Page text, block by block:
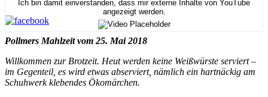
Ich bin damit einverstanden, dass mir externe Inhalte von YouTube
angezeigt werden.
Pollmers Mahlzeit vom 25. Mai 2018
Willkommen zur Brotzeit. Heut werden keine Weißwürste serviert –
im Gegenteil, es wird etwas abserviert, nämlich ein hartnäckig am
Schuhwerk klebendes Ökomärchen.